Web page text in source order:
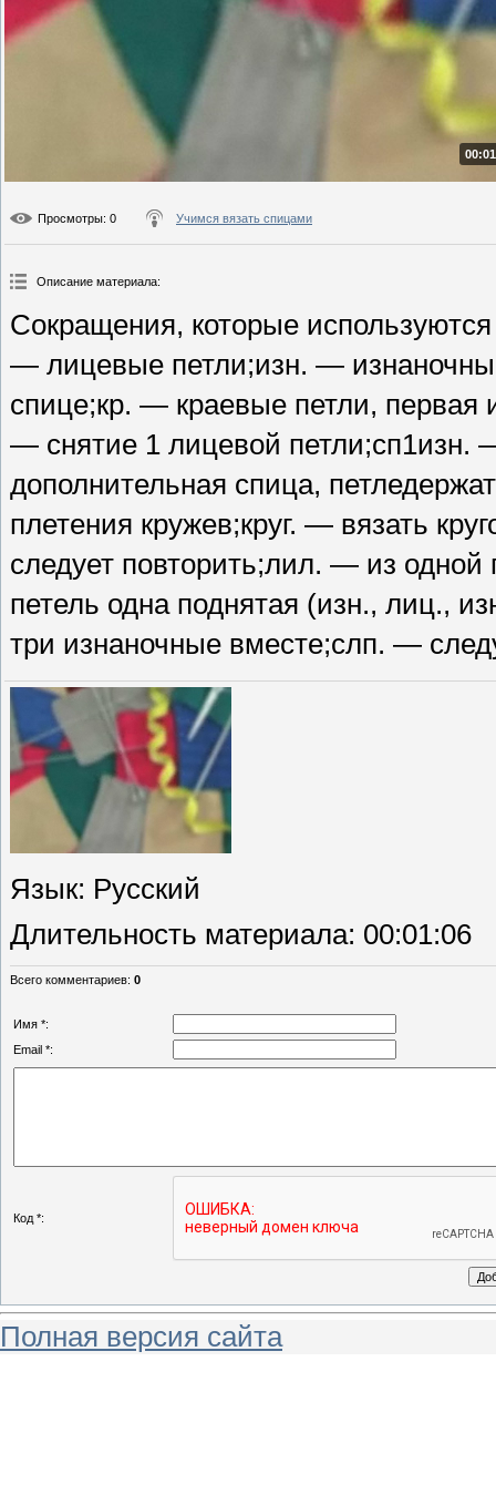
Просмотры: 0 Учимся вязать спицами
Описание материала:
Сокращения, которые
— лицевые петли;изн. —
спице;кр. — краевые петли, первая
— снятие 1 лицевой петли;сп1изн.
дополнительная спица,
плетения кружев;круг. — вязать
следует повторить;лил. — из
петель одна поднятая (изн., лиц.,
три изнаночные вместе;слп. —
Язык: Русский
Длительность материала: 00:01:06
Всего комментариев: 0
Имя *:
Email *:
Код *:
Полная версия сайта